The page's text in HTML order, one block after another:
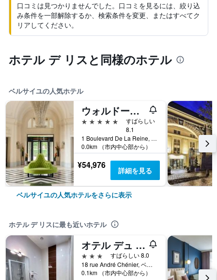
口コミは見つかりませんでした。口コミを見るには、絞り込
み条件を一部解除するか、検索条件を変更、またはすべてク
リアしてください。
ホテル デ リスと同様のホテル
ベルサイユの人気ホテル
ウォルドーフ アストリア ベルサイユ - トリアノン パレス
5つ星
すばらしい
8.1
1 Boulevard De La Reine, ベルサイユ, イヴリーヌ県, フランス
0.0km （市内中心部から）
¥54,976 詳細を見る
ベルサイユの人気ホテルをさらに表示
ホテル デ リスに最も近いホテル
オテル デュ シュヴァル ルージュ
3つ星
すばらしい 8.0
18 rue André Chénier, ベルサイユ, イヴリーヌ県, フランス
0.1km （市内中心部から）